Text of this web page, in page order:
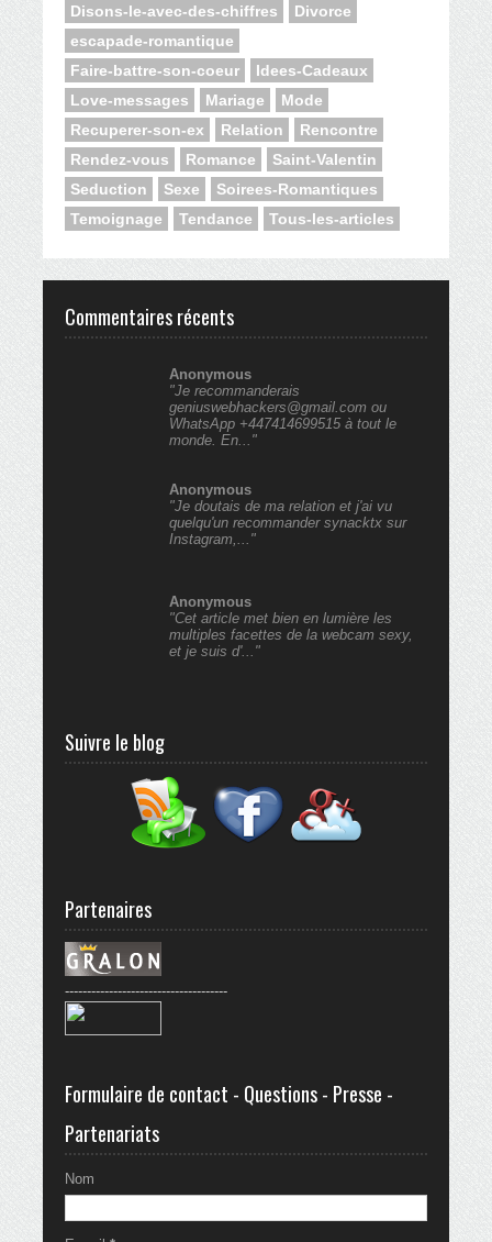
Disons-le-avec-des-chiffres
Divorce
escapade-romantique
Faire-battre-son-coeur
Idees-Cadeaux
Love-messages
Mariage
Mode
Recuperer-son-ex
Relation
Rencontre
Rendez-vous
Romance
Saint-Valentin
Seduction
Sexe
Soirees-Romantiques
Temoignage
Tendance Tous-les-articles
Commentaires récents
Anonymous
"Je recommanderais
geniuswebhackers@gmail.com ou
WhatsApp +447414699515 à tout le
monde. En..."
Anonymous
"Je doutais de ma relation et j'ai vu
quelqu'un recommander synacktx sur
Instagram,..."
Anonymous
"Cet article met bien en lumière les
multiples facettes de la webcam sexy,
et je suis d'..."
Suivre le blog
Partenaires
-------------------------------------
Formulaire de contact - Questions - Presse -
Partenariats
Nom